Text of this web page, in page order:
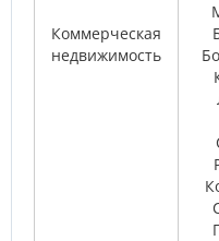
Коммерческая
недвижимость